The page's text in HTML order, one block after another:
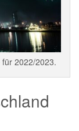
2022/2023.